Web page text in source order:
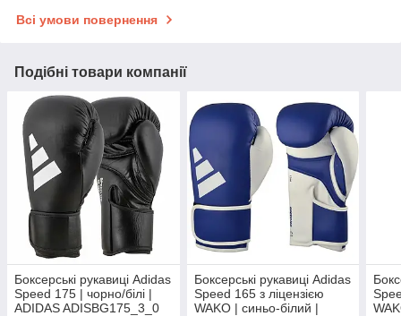
Всі умови повернення
Подібні товари компанії
Боксерські рукавиці Adidas
Speed 175 | чорно/білі |
ADIDAS ADISBG175_3_0
Боксерські рукавиці Adidas
Speed 165 з ліцензією
WAKO | синьо-білий |